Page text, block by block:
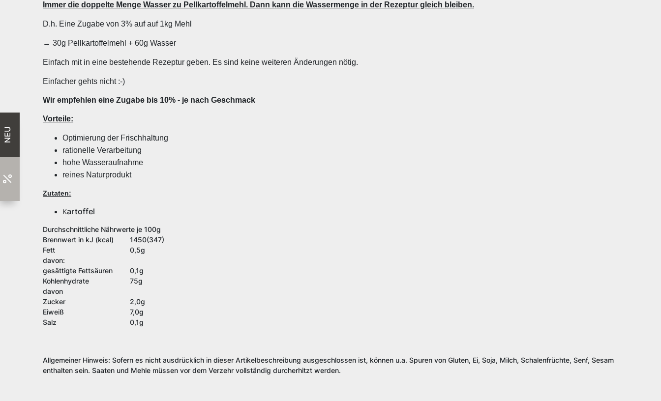
Immer die doppelte Menge Wasser zu Pellkartoffelmehl. Dann kann die Wassermenge in der Rezeptur gleich bleiben.
D.h. Eine Zugabe von 3% auf auf 1kg Mehl
→ 30g Pellkartoffelmehl + 60g Wasser
Einfach mit in eine bestehende Rezeptur geben. Es sind keine weiteren Änderungen nötig.
Einfacher gehts nicht :-)
Wir empfehlen eine Zugabe bis 10% - je nach Geschmack
Vorteile:
Optimierung der Frischhaltung
rationelle Verarbeitung
hohe Wasseraufnahme
reines Naturprodukt
Zutaten:
Kartoffel
Durchschnittliche Nährwerte je 100g
Brennwert in kJ (kcal)
1450(347)
Fett
0,5g
davon:
gesättigte Fettsäuren
0,1g
Kohlenhydrate
75g
davon
Zucker
2,0g
Eiweiß
7,0g
Salz
0,1g
Allgemeiner Hinweis: Sofern es nicht ausdrücklich in dieser Artikelbeschreibung ausgeschlossen ist, können u.a. Spuren von Gluten, Ei, Soja, Milch, Schalenfrüchte, Senf, Sesam
enthalten sein. Saaten und Mehle müssen vor dem Verzehr vollständig durcherhitzt werden.
NEU